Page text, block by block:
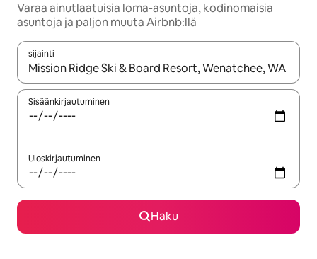
Varaa ainutlaatuisia loma-asuntoja, kodinomaisia
asuntoja ja paljon muuta Airbnb:llä
sijainti
Kun tulokset ovat saatavilla, navigoi ylös- ja alas-
Sisäänkirjautuminen
Uloskirjautuminen
Haku